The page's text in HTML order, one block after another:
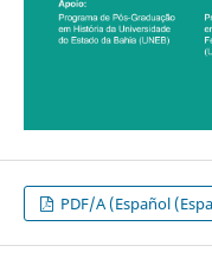
PDF/A (Español